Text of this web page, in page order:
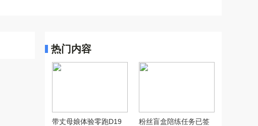
热门内容
带丈母娘体验零跑D19
粉丝盲盒陪练任务已签